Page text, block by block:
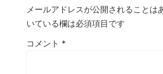
メールアドレスが公開されることは
いている欄は必須項目です
コメント *